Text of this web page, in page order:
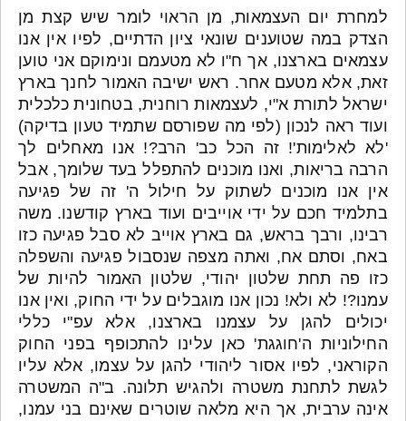
למחרת יום העצמאות, מן הראוי לומר שיש קצת מן
הצדק במה שטוענים שונאי ציון הדתיים, לפיו אין אנו
עצמאים בארצנו, אך ח"ו לא מטעמם ונימוקם אני טוען
זאת, אלא מטעם אחר. ראש ישיבה האמור לחנך בארץ
ישראל לתורת א"י, לעצמאות רוחנית, בטחונית כלכלית
ועוד ראה לנכון (לפי מה שפורסם שתמיד טעון בדיקה)
'לא לאלימות'! זה הכל כב' הרב?! אנו מאחלים לך
הרבה בריאות, ואנו מוכנים להתפלל בעד שלומך, אבל
אין אנו מוכנים לשתוק על חילול ה' זה של פגיעה
בתלמיד חכם על ידי אוייבים ועוד בארץ קודשנו. משה
רבינו, ורבך בראש, גם בארץ אוייב לא סבל פגיעה כזו
באח, וסתם אח, ואתה מצפה שנסבול פגיעה והשפלה
כזו פה תחת שלטון יהודי, שלטון האמור להיות של
עמנו?! לא ולא! נכון אנו מוגבלים על ידי החוק, ואין אנו
יכולים להגן על עצמנו בארצנו, אלא עפ"י כללי
החילוניות ה'חוגגת' כאן עלינו להתכופף בפני החוק
הקוראני, לפיו אסור ליהודי להגן על עצמו, אלא עליו
לגשת לתחנת משטרה ולהגיש תלונה. ב"ה המשטרה
אינה ערבית, אך היא מלאה שוטרים שאינם בני עמנו,